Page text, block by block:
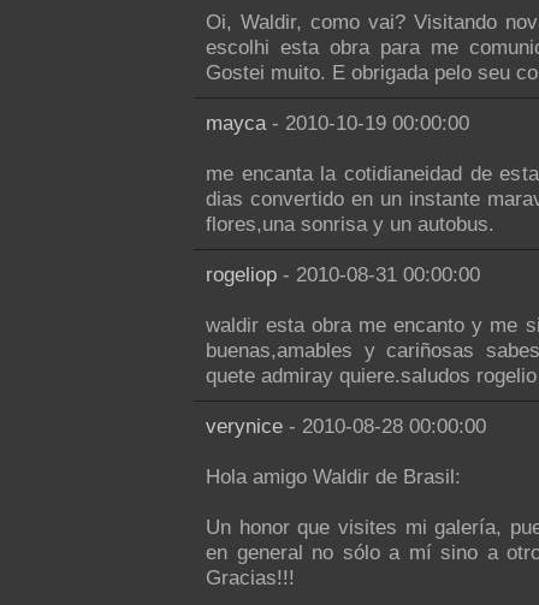
Oi, Waldir, como vai? Visitando
escolhi esta obra para me
Gostei muito. E obrigada pelo seu
mayca- 2010-10-19 00:00:00
me encanta la cotidianeidad de
dias convertido en un instante
flores,una sonrisa y un autobus.
rogeliop - 2010-08-31 00:00:00
waldir esta obra me encanto y me
buenas,amables y cariñosas
quete admiray quiere.saludos rogelio
verynice - 2010-08-28 00:00:00
Hola amigo Waldir de Brasil:
Un honor que visites mi galería,
en general no sólo a mí sino a
Gracias!!!